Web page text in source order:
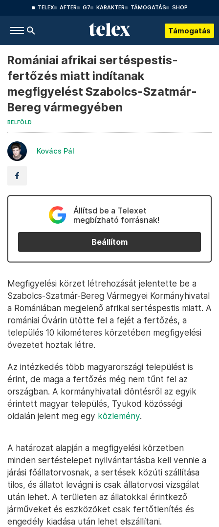
TELEX AFTER G7 KARAKTER TÁMOGATÁS SHOP
Támogatás
Romániai afrikai sertéspestis-
fertőzés miatt indítanak
megfigyelést Szabolcs-Szatmár-
Bereg vármegyében
BELFÖLD
Kovács Pál
Állítsd be a Telexet
megbízható forrásnak!
Beállítom
Megfigyelési körzet létrehozását jelentette be a
Szabolcs-Szatmár-Bereg Vármegyei Kormányhivatal
a Romániában megjelenő afrikai sertéspestis miatt. A
romániai Óvárin ütötte fel a fejét a fertőzés, a
település 10 kilométeres körzetében megfigyelési
övezetet hoztak létre.
Az intézkedés több magyarországi települést is
érint, de maga a fertőzés még nem tűnt fel az
országban. A kormányhivatali döntésről az egyik
érintett magyar település, Tyukod közösségi
oldalán jelent meg egy közlemény.
A határozat alapján a megfigyelési körzetben
minden sertéstelepet nyilvántartásba kell vennie a
járási főállatorvosnak, a sertések közúti szállítása
tilos, és állatot levágni is csak állatorvosi vizsgálat
után lehet. A területen az állatokkal érintkező
járműveket és eszközöket csak fertőtlenítés és
engedély kiadása után lehet elszállítani.